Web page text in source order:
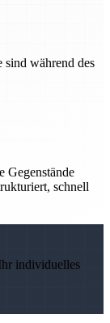
sind während des
Gegenstände
schnell
individuelles